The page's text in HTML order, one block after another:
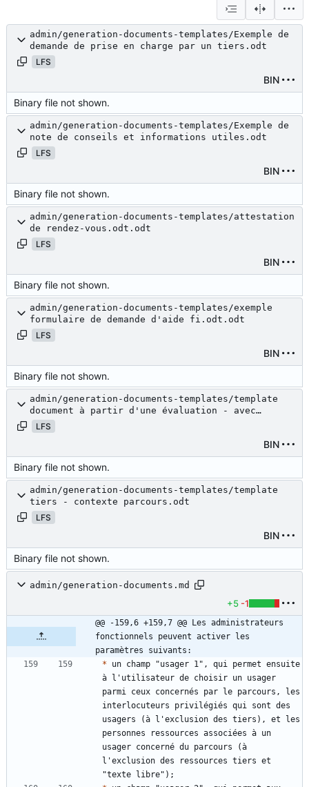
admin/generation-documents-templates/Exemple de
demande de prise en charge par un tiers.odt
LFS
BIN
Binary file not shown.
admin/generation-documents-templates/Exemple de
note de conseils et informations utiles.odt
LFS
BIN
Binary file not shown.
admin/generation-documents-templates/attestation
de rendez-vous.odt.odt
LFS
BIN
Binary file not shown.
admin/generation-documents-templates/exemple
formulaire de demande d'aide fi.odt.odt
LFS
BIN
Binary file not shown.
admin/generation-documents-templates/template
document à partir d'une évaluation - avec
budget.odt
LFS
BIN
Binary file not shown.
admin/generation-documents-templates/template
tiers - contexte parcours.odt
LFS
BIN
Binary file not shown.
admin/generation-documents.md
+5 -1
@@ -159,6 +159,7 @@ Les administrateurs
fonctionnels peuvent activer les
paramètres suivants:
* un champ "usager 1", qui permet ensuite
à l'utilisateur de choisir un usager
parmi ceux concernés par le parcours, les
interlocuteurs privilégiés qui sont des
usagers (à l'exclusion des tiers), et les
personnes ressources associées à un
usager concerné du parcours (à
l'exclusion des ressources tiers et